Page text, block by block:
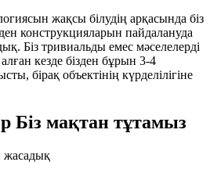
жақсы білудің арқасында біз
конструкцияларын пайдалануда
Біз тривиальды емес мәселелерді
кезде бізден бұрын 3-4
бірақ объектінің күрделілігіне
Біз мақтан тұтамыз
жасадық